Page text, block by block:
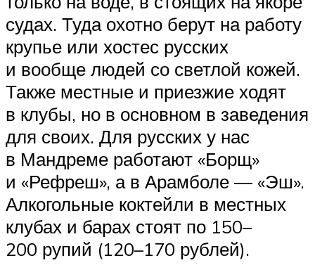
судах. Туда охотно берут на работу
крупье или хостес русских
и вообще людей со светлой кожей.
Также местные и приезжие ходят
в клубы, но в основном в заведения
для своих. Для русских у нас
в Мандреме работают «Борщ»
и «Рефреш», а в Арамболе — «Эш».
Алкогольные коктейли в местных
клубах и барах стоят по 150–
200 рупий (120–170 рублей).